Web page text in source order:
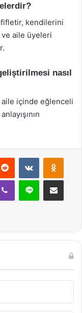
kendilerini
ve aile üyeleri
nasıl
içinde eğlenceli
Reddit VKontakte
Viber Line E-Posta ile